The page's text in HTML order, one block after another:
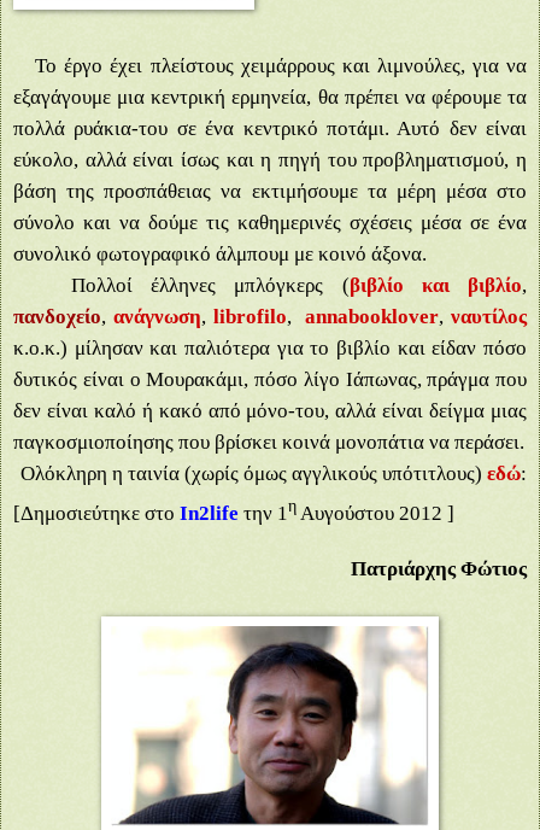
Το έργο έχει πλείστους χειμάρρους και λιμνούλες, για να
εξαγάγουμε μια κεντρική ερμηνεία, θα πρέπει να φέρουμε τα
πολλά ρυάκια-του σε ένα κεντρικό ποτάμι. Αυτό δεν είναι
εύκολο, αλλά είναι ίσως και η πηγή του προβληματισμού, η
βάση της προσπάθειας να εκτιμήσουμε τα μέρη μέσα στο
σύνολο και να δούμε τις καθημερινές σχέσεις μέσα σε ένα
συνολικό φωτογραφικό άλμπουμ με κοινό άξονα.
Πολλοί έλληνες μπλόγκερς (βιβλίο και βιβλίο,
πανδοχείο, ανάγνωση, librofilo, annabooklover,ναυτίλος
κ.ο.κ.) μίλησαν και παλιότερα για το βιβλίο και είδαν πόσο
δυτικός είναι ο Μουρακάμι, πόσο λίγο Ιάπωνας, πράγμα που
δεν είναι καλό ή κακό από μόνο-του, αλλά είναι δείγμα μιας
παγκοσμιοποίησης που βρίσκει κοινά μονοπάτια να περάσει.
Ολόκληρη η ταινία (χωρίς όμως αγγλικούς υπότιτλους) εδώ:
[Δημοσιεύτηκε στο In2life την 1η Αυγούστου 2012 ]
Πατριάρχης Φώτιος